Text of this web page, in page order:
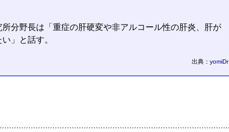
分野長は「重症の肝硬変や非アルコール性の肝炎、肝が
」と話す。
出典： yomiDr